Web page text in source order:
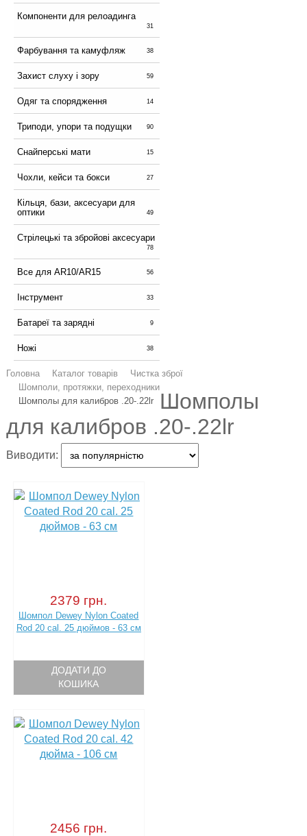
Компоненти для релоадинга
31
Фарбування та камуфляж 38
Захист слуху і зору 59
Одяг та спорядження 14
Триподи, упори та подущки 90
Снайперські мати 15
Чохли, кейси та бокси 27
Кільця, бази, аксесуари для
оптики
49
Стрілецькі та збройові аксесуари
78
Все для AR10/AR15 56
Інструмент 33
Батареї та зарядні 9
Ножі 38
Головна Каталог товарів
Чистка зброї
Шомполи, протяжки, переходники
Шомполы для калибров .20-.22lr
Шомполы
для калибров .20-.22lr
Виводити:
2379 грн.
Шомпол Dewey Nylon Coated
Rod 20 cal. 25 дюймов - 63 см
ДОДАТИ ДО
КОШИКА
2456 грн.